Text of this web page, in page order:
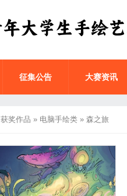
征集公告 大赛资讯
获奖作品 » 电脑手绘类 » 森之旅